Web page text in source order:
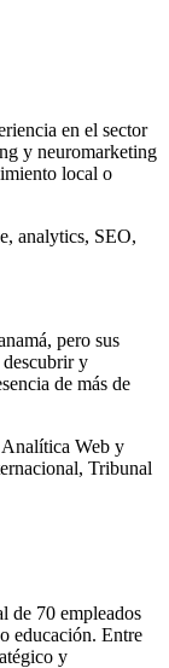
en el sector
y neuromarketing
local o
analytics, SEO,
pero sus
descubrir y
de más de
Analítica Web y
Tribunal
de 70 empleados
educación. Entre
y